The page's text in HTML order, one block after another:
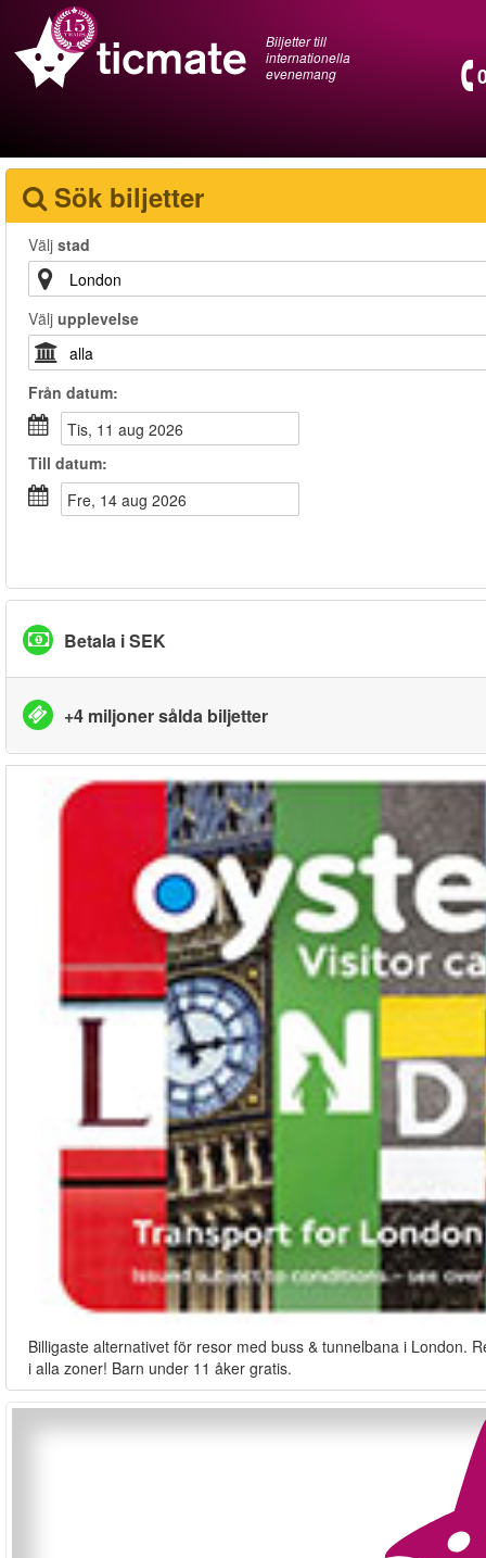
Biljetter till
internationella
evenemang
Sök biljetter
Välj stad
Välj upplevelse
Från datum:
tis, 11 aug 2026
Till datum:
fre, 14 aug 2026
Betala i SEK
+4 miljoner sålda biljetter
Billigaste alternativet för resor med buss & tunnelbana i London.
i alla zoner! Barn under 11 åker gratis.